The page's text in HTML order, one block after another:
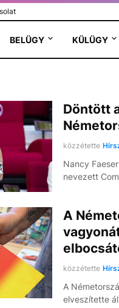
BELÜGY KÜLÜGY
Döntött
közzétette
Nancy
nevezett
A
közzétette
A
elveszítette